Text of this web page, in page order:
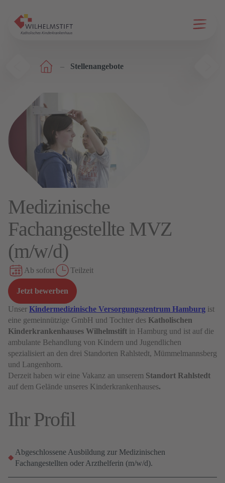
Menü
Stellenangebote
Medizinische
Fachangestellte MVZ
(m/w/d)
Ab sofort Teilzeit
Jetzt bewerben
Unser Kindermedizinische Versorgungszentrum Hamburg ist
eine gemeinnützige GmbH und Tochter des Katholischen
Kinderkrankenhauses Wilhelmstift in Hamburg und ist auf die
ambulante Behandlung von Kindern und Jugendlichen
spezialisiert an den drei Standorten Rahlstedt, Mümmelmannsberg
und Langenhorn.
Derzeit haben wir eine Vakanz an unserem Standort Rahlstedt
auf dem Gelände unseres Kinderkrankenhauses.
Ihr Profil
Abgeschlossene Ausbildung zur Medizinischen
Fachangestellten oder Arzthelferin (m/w/d).